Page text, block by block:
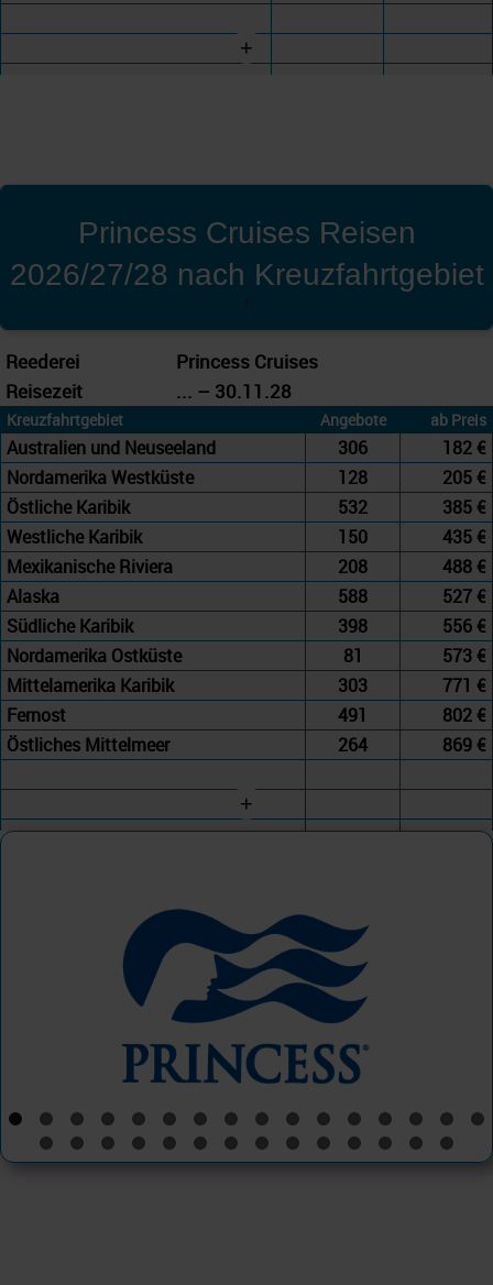
+
Princess Cruises Reisen
2026/27/28 nach Kreuzfahrtgebiet
'
Reederei
Princess Cruises
Reisezeit
... – 30.11.28
Kreuzfahrtgebiet Angebote ab Preis
Australien und Neuseeland 306
182 €
Nordamerika Westküste
128
205 €
Östliche Karibik
532
385 €
Westliche Karibik
150
435 €
Mexikanische Riviera
208
488 €
Alaska
588
527 €
Südliche Karibik
398
556 €
Nordamerika Ostküste
81
573 €
Mittelamerika Karibik
303
771 €
Fernost
491
802 €
Östliches Mittelmeer
264 869 €
+